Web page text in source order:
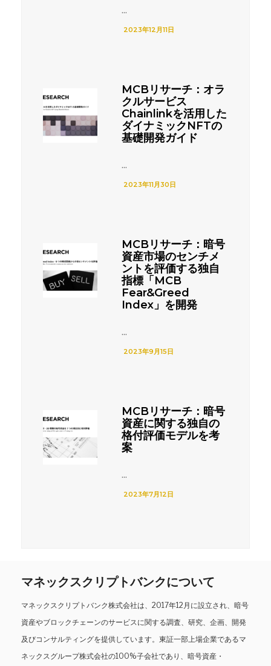
...
2023年12月11日
MCBリサーチ：オラ
クルサービス
Chainlinkを活用した
ダイナミックNFTの
基礎開発ガイド
...
2023年11月30日
MCBリサーチ：暗号
資産市場のセンチメ
ントを評価する独自
指標「MCB
Fear&Greed
Index」を開発
...
2023年9月15日
MCBリサーチ：暗号
資産に関する独自の
格付評価モデルを考
案
...
2023年7月12日
マネックスクリプトバンクについて
マネックスクリプトバンク株式会社は、2017年12月に設立され、暗号
資産やブロックチェーンのサービスに関する調査、研究、企画、開発
及びコンサルティングを提供しています。東証一部上場企業であるマ
ネックスグループ株式会社の100%子会社であり、暗号資産・